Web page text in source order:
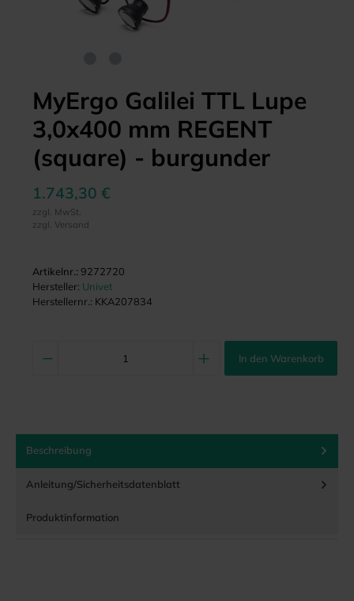
MyErgo Galilei TTL Lupe
3,0x400 mm REGENT
(square) - burgunder
1.743,30 €
zzgl. MwSt.
zzgl. Versand
Artikelnr.: 9272720
Hersteller: Univet
Herstellernr.: KKA207834
In den Warenkorb
Beschreibung
Anleitung/Sicherheitsdatenblatt
Produktinformation